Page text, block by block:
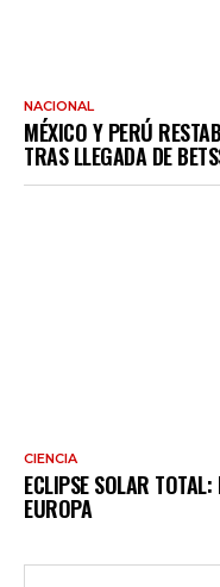
NACIONAL
MÉXICO Y PERÚ
TRAS LLEGADA DE
CIENCIA
ECLIPSE SOLAR
EUROPA